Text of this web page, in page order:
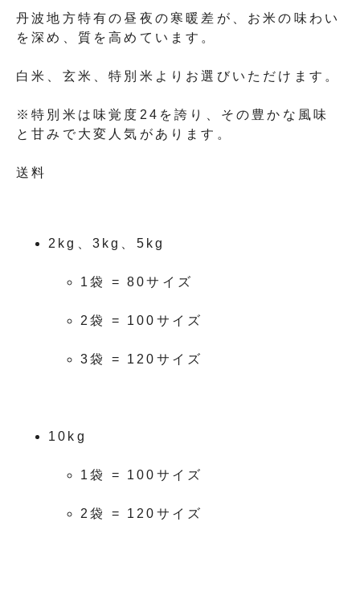
丹波地方特有の昼夜の寒暖差が、お米の味わい
を深め、質を高めています。
白米、玄米、特別米よりお選びいただけます。
※特別米は味覚度24を誇り、その豊かな風味
と甘みで大変人気があります。
送料
2kg、3kg、5kg
1袋 = 80サイズ
2袋 = 100サイズ
3袋 = 120サイズ
10kg
1袋 = 100サイズ
2袋 = 120サイズ